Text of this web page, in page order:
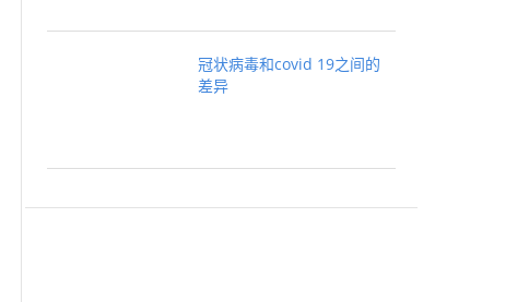
冠状病毒和covid 19之间的
差异